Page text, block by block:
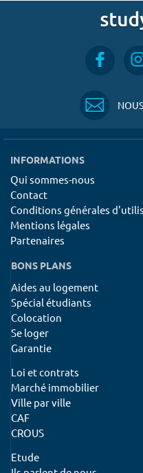
INFORMATIONS
Qui sommes-nous
Contact
Conditions générales
Mentions légales
Partenaires
BONS PLANS
Aides au logement
Spécial étudiants
Colocation
Se loger
Garantie
Loi et contrats
Marché immobilier
Ville par ville
CAF
CROUS
Etude